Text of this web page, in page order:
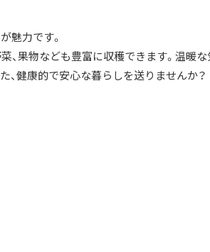
魅力です。
、果物なども豊富に収穫できます。温暖
、健康的で安心な暮らしを送りませんか？